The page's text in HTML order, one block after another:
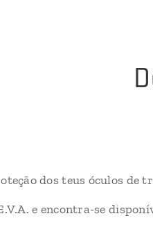
dos teus óculos de
e encontra-se